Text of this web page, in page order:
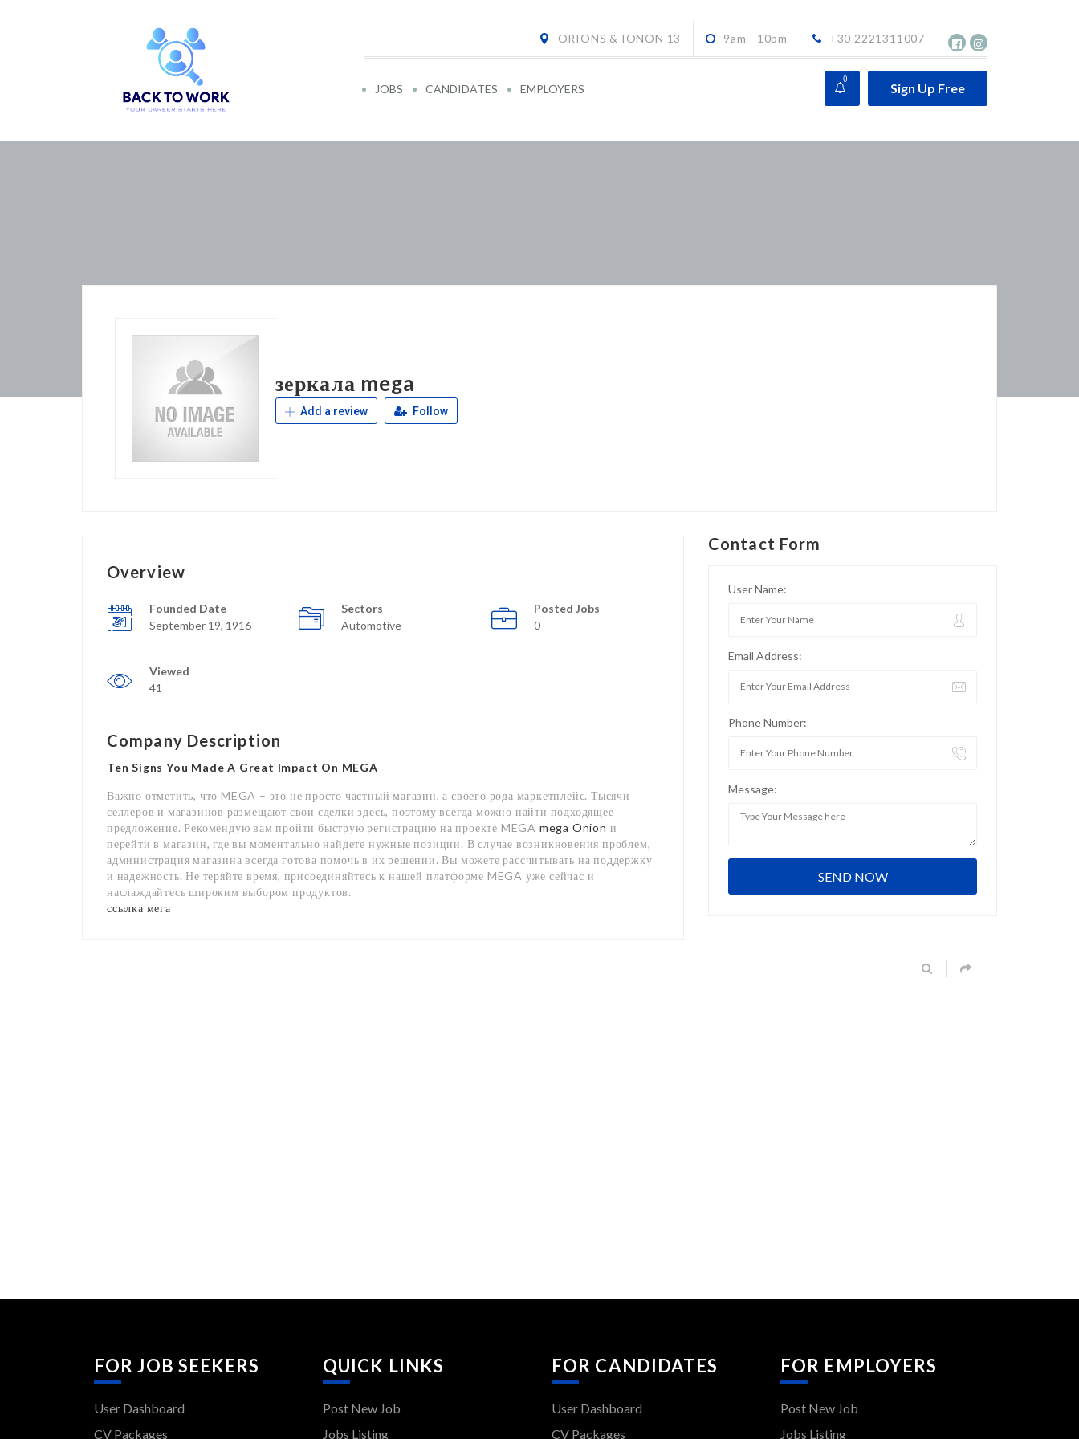
+30 2221311007
9am - 10pm
ORIONS & IONON 13
JOBS CANDIDATES EMPLOYERS
0
Sign Up Free
зеркала mega
Add a review Follow
Overview
Founded Date
September 19, 1916
Sectors
Automotive
Posted Jobs
0
Viewed
41
Company Description
Ten Signs You Made A Great Impact On MEGA
Важно отметить, что MEGA – это не просто частный магазин, а своего рода маркетплейс. Тысячи
селлеров и магазинов размещают свои сделки здесь, поэтому всегда можно найти подходящее
предложение. Рекомендую вам пройти быструю регистрацию на проекте MEGA mega Onion и
перейти в магазин, где вы моментально найдете нужные позиции. В случае возникновения проблем,
администрация магазина всегда готова помочь в их решении. Вы можете рассчитывать на поддержку
и надежность. Не теряйте время, присоединяйтесь к нашей платформе MEGA уже сейчас и
наслаждайтесь широким выбором продуктов.
ссылка мега
Contact Form
User Name:
Email Address:
Phone Number:
Message:
FOR JOB SEEKERS
User Dashboard
CV Packages
QUICK LINKS
Post New Job
Jobs Listing
FOR CANDIDATES
User Dashboard
CV Packages
FOR EMPLOYERS
Post New Job
Jobs Listing